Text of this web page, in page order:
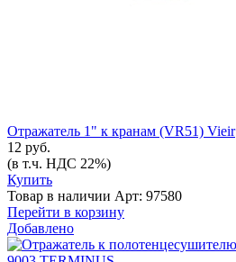
Отражатель 1" к кранам (VR51) Vieir
12 руб.
(в т.ч. НДС 22%)
Купить
Товар в наличии Арт: 97580
Перейти в корзину
Добавлено